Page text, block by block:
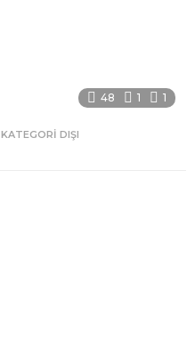
48 1 1
,KATEGORI DIŞI